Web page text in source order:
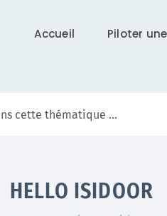
Accueil Piloter
HELLO ISIDOOR